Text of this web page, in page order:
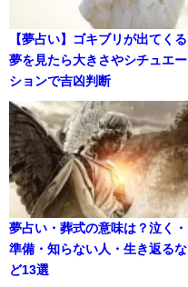
【夢占い】ゴキブリが出てくる
夢を見たら大きさやシチュエー
ションで吉凶判断
夢占い・葬式の意味は？泣く・
準備・知らない人・生き返るな
ど13選